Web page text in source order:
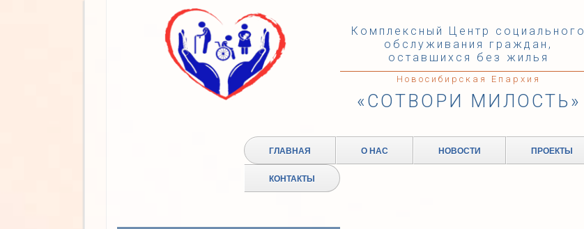
Комплексный Центр социального
обслуживания граждан,
оставшихся без жилья
Новосибирская Епархия
«СОТВОРИ МИЛОСТЬ»
ГЛАВНАЯ О НАС НОВОСТИ ПРОЕКТЫ
КОНТАКТЫ